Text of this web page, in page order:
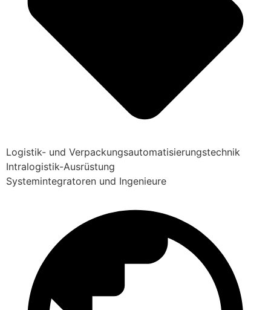
Logistik- und Verpackungsautomatisierungstechnik
Intralogistik-Ausrüstung
Systemintegratoren und Ingenieure